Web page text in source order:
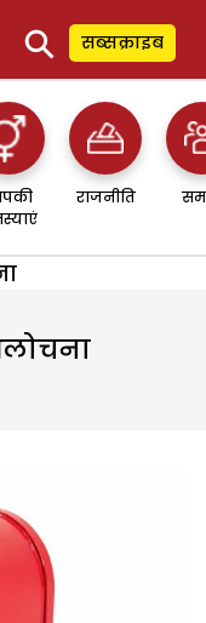
⚲ सब्सक्राइब
राजनीति